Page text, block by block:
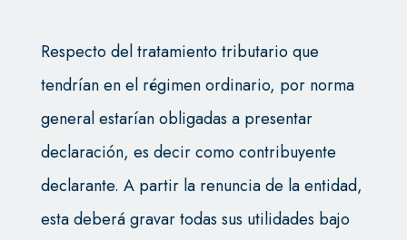
Respecto del tratamiento tributario que
tendrían en el régimen ordinario, por norma
general estarían obligadas a presentar
declaración, es decir como contribuyente
declarante. A partir la renuncia de la entidad,
esta deberá gravar todas sus utilidades bajo